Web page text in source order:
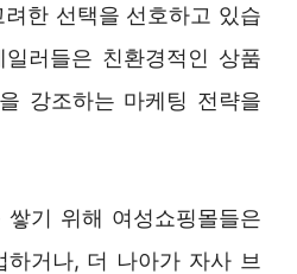
한 선택을 선호하고 있습
러들은 친환경적인 상품
강조하는 마케팅 전략을
쌓기 위해 여성쇼핑몰들은
하거나, 더 나아가 자사 브